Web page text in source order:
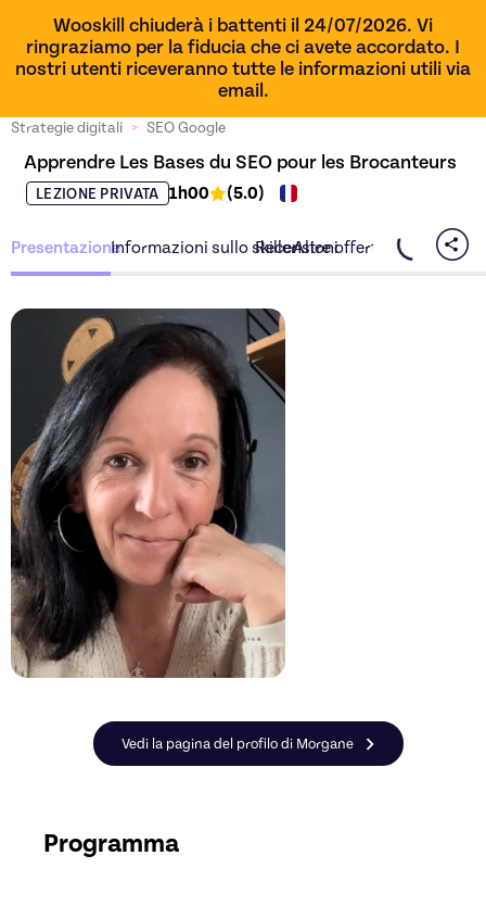
Wooskill chiuderà i battenti il 24/07/2026. Vi
ringraziamo per la fiducia che ci avete accordato. I
nostri utenti riceveranno tutte le informazioni utili via
email.
Strategie digitali > SEO Google
Apprendre Les Bases du SEO pour les Brocanteurs
LEZIONE PRIVATA 1h00 (5.0)
PresentazioneInformazioni sullo skillerRecensioni
Altre offerte dello skiller
Vedi la pagina del profilo di Morgane
Programma